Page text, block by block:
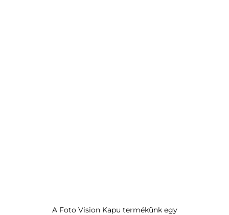
A Foto Vision Kapu termékünk egy